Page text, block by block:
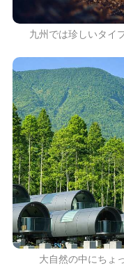
九州では珍しいタイ
大自然の中にちょ